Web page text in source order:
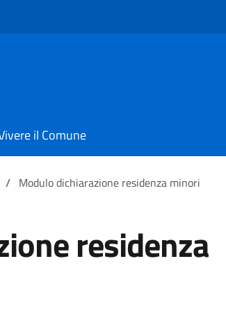
il Comune
/ Modulo dichiarazione residenza minori
residenza